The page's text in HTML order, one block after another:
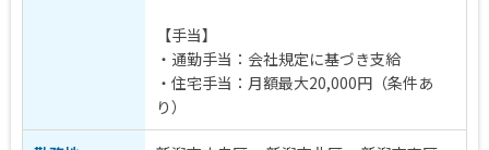
【手当】
・通勤手当：会社規定に基づき支給
・住宅手当：月額最大20,000円（条件あ
り）